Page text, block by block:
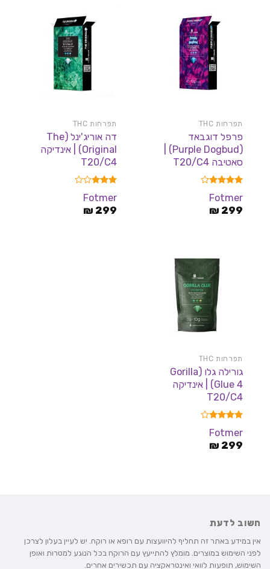
תפרחות THC
פרפל דוגבאד
(Purple Dogbud) |
סאטיבה T20/C4
4.17
מתוך 5
Fotmer
299
₪
תפרחות THC
דה אוריג'ינל (The
Original) | אינדיקה
T20/C4
2.89
מתוך
Fotmer
299
₪
תפרחות THC
גורילה גלו (Gorilla
Glue 4) | אינדיקה
T20/C4
3.95
מתוך 5
Fotmer
299
₪
חשוב לדעת
אין במידע באתר זה תחליף להיוועצות עם רופא או רוקח. יש לעיין בעלון לצרכן
לפני השימוש במוצרים. מומלץ להתייעץ עם הרוקח בכל הנוגע למטרות ואופן
השימוש, תופעות לוואי ואינטראקציה עם תכשירים אחרים.